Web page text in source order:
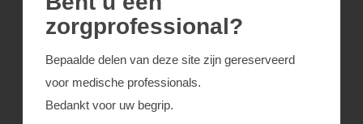
zorgprofessional?
Bepaalde delen van deze site zijn gereserveerd
voor medische professionals.
Bedankt voor uw begrip.
Femurkop PSA
Verbinding Femurkop / onderbeen